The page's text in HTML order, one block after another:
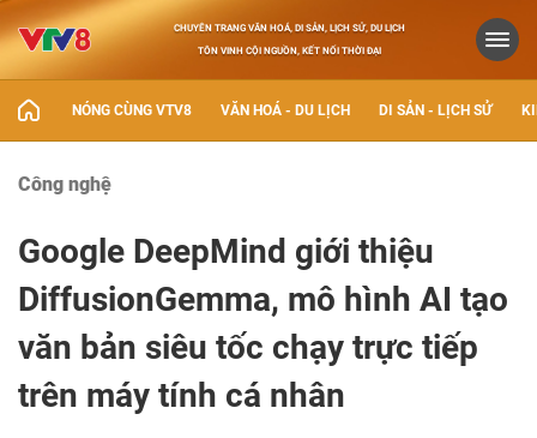
CHUYÊN TRANG VĂN HOÁ, DI SẢN, LỊCH SỬ, DU LỊCH
TÔN VINH CỘI NGUỒN, KẾT NỐI THỜI ĐẠI
NÓNG CÙNG VTV8 VĂN HOÁ - DU LỊCH DI SẢN - LỊCH SỬ
Công nghệ
Google DeepMind giới thiệu
DiffusionGemma, mô hình AI tạo
văn bản siêu tốc chạy trực tiếp
trên máy tính cá nhân